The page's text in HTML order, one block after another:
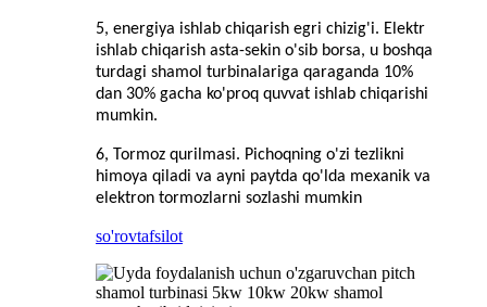
5, energiya ishlab chiqarish egri chizig'i. Elektr
ishlab chiqarish asta-sekin o'sib borsa, u boshqa
turdagi shamol turbinalariga qaraganda 10%
dan 30% gacha ko'proq quvvat ishlab chiqarishi
mumkin.
6, Tormoz qurilmasi. Pichoqning o'zi tezlikni
himoya qiladi va ayni paytda qo'lda mexanik va
elektron tormozlarni sozlashi mumkin
so'rovtafsilot